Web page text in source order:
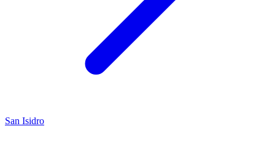
San Isidro